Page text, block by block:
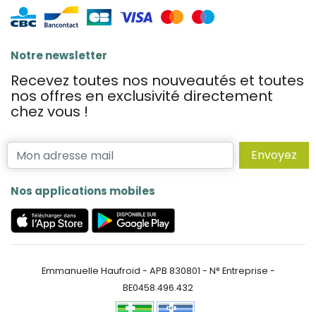
Notre newsletter
Recevez toutes nos nouveautés et toutes
nos offres en exclusivité directement
chez vous !
Envoyez
Nos applications mobiles
Emmanuelle Haufroid - APB 830801 - N° Entreprise -
BE0458.496.432